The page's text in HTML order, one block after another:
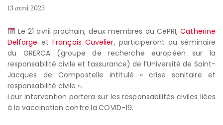
13 avril 2023
Le 21 avril prochain, deux membres du CePRI,Catherine
Delforge etFrançois Cuvelier, participeront au séminaire
du GRERCA (groupe de recherche européen sur la
responsabilité civile et l’assurance) de l’Université de Saint-
Jacques de Compostelle intitulé « crise sanitaire et
responsabilité civile ».
Leur intervention portera sur les responsabilités civiles liées
à la vaccination contre la COVID-19.